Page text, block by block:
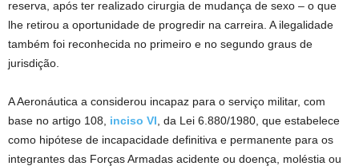
reserva, após ter realizado cirurgia de mudança de sexo – o que
lhe retirou a oportunidade de progredir na carreira. A ilegalidade
também foi reconhecida no primeiro e no segundo graus de
jurisdição.
A Aeronáutica a considerou incapaz para o serviço militar, com
base no artigo 108, inciso VI , da Lei 6.880/1980, que estabelece
como hipótese de incapacidade definitiva e permanente para os
integrantes das Forças Armadas acidente ou doença, moléstia ou